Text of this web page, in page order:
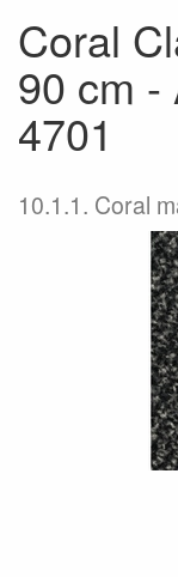
Coral
90 cm -
4701
10.1.1. Coral